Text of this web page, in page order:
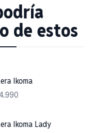
de estos
Ikoma
Ikoma Lady